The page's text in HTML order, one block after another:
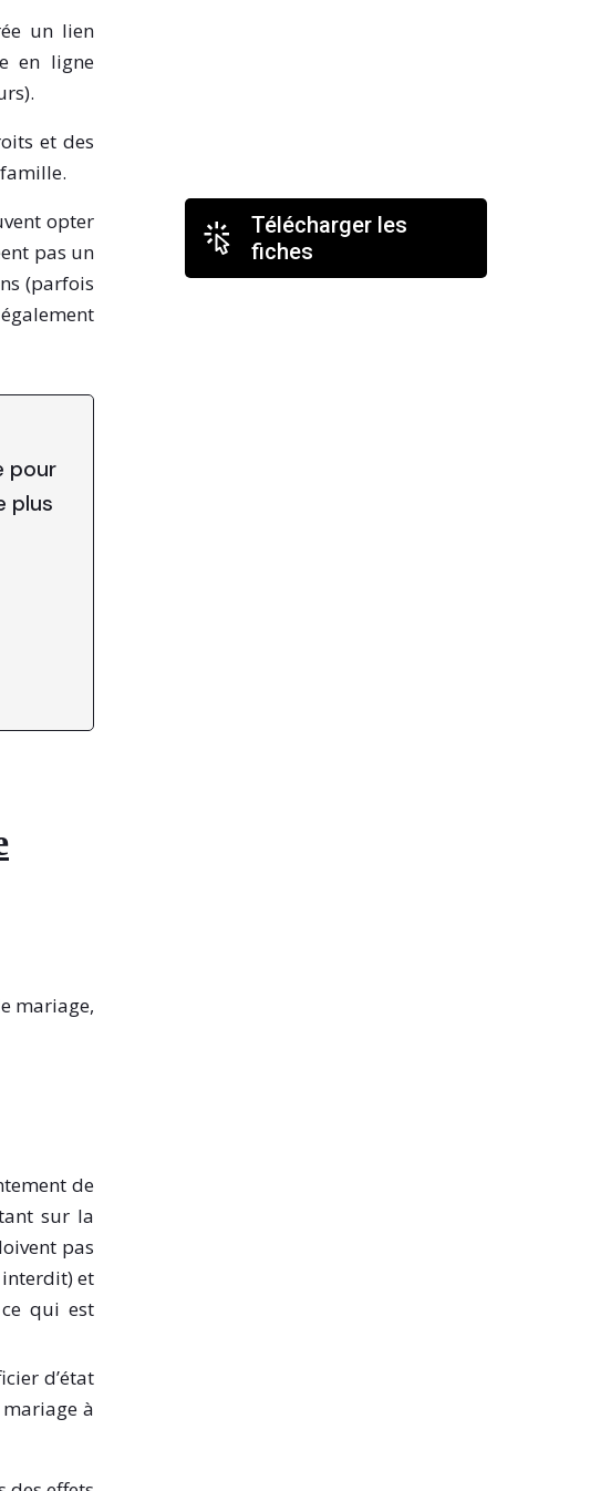
un lien
en ligne
et des
opter
pas un
(parfois
pour
plus
mariage,
de
sur la
pas
interdit) et
qui est
d’état
à
Télécharger les
fiches